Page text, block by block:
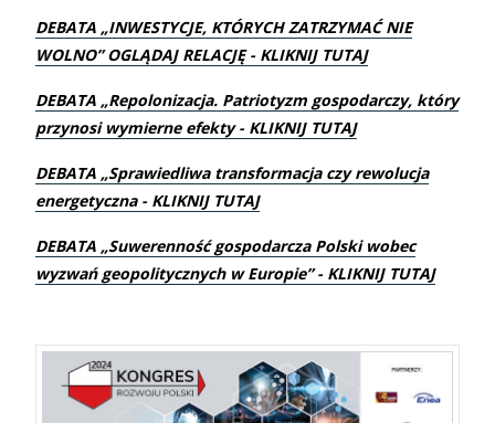
DEBATA „INWESTYCJE, KTÓRYCH ZATRZYMAĆ NIE
WOLNO” OGLĄDAJ RELACJĘ - KLIKNIJ TUTAJ
DEBATA „Repolonizacja. Patriotyzm gospodarczy, który
przynosi wymierne efekty - KLIKNIJ TUTAJ
DEBATA „Sprawiedliwa transformacja czy rewolucja
energetyczna - KLIKNIJ TUTAJ
DEBATA „Suwerenność gospodarcza Polski wobec
wyzwań geopolitycznych w Europie” - KLIKNIJ TUTAJ